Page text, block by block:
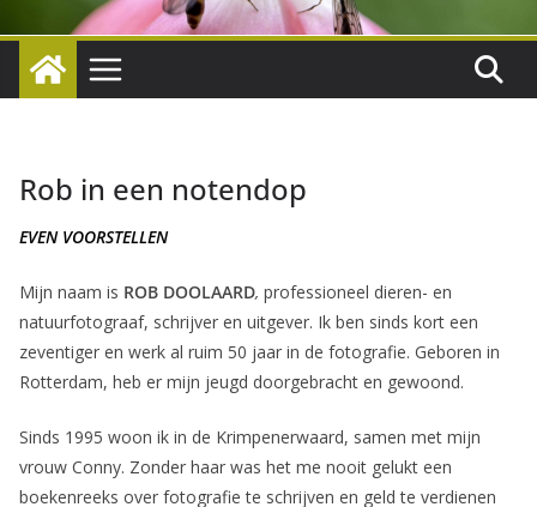
Rob in een notendop
EVEN VOORSTELLEN
Mijn naam is ROB DOOLAARD, professioneel dieren- en
natuurfotograaf, schrijver en uitgever. Ik ben sinds kort een
zeventiger en werk al ruim 50 jaar in de fotografie. Geboren in
Rotterdam, heb er mijn jeugd doorgebracht en gewoond.
Sinds 1995 woon ik in de Krimpenerwaard, samen met mijn
vrouw Conny. Zonder haar was het me nooit gelukt een
boekenreeks over fotografie te schrijven en geld te verdienen